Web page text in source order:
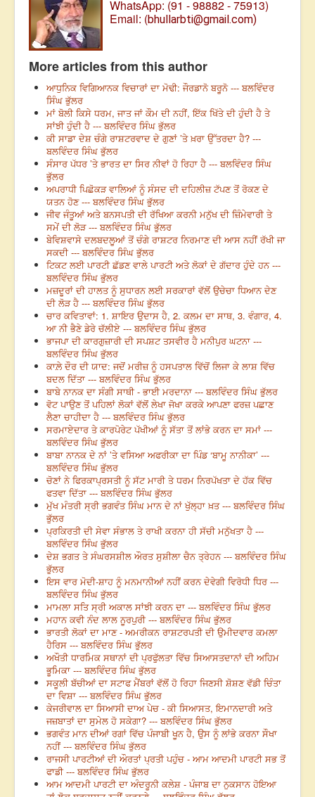
WhatsApp: (91 - 98882 - 75913)
Email: (bhullarbti@gmail.com)
More articles from this author
ਆਧੁਨਿਕ ਵਿਗਿਆਨਕ ਵਿਚਾਰਾਂ ਦਾ ਮੋਢੀ: ਜੌਰਡਾਨੋ ਬਰੂਨੋ --- ਬਲਵਿੰਦਰ
ਸਿੰਘ ਭੁੱਲਰ
ਮਾਂ ਬੋਲੀ ਕਿਸੇ ਧਰਮ, ਜਾਤ ਜਾਂ ਕੌਮ ਦੀ ਨਹੀਂ, ਇੱਕ ਖਿੱਤੇ ਦੀ ਹੁੰਦੀ ਹੈ ਤੇ
ਸਾਂਝੀ ਹੁੰਦੀ ਹੈ --- ਬਲਵਿੰਦਰ ਸਿੰਘ ਭੁੱਲਰ
ਕੀ ਸਾਡਾ ਦੇਸ਼ ਚੰਗੇ ਰਾਸ਼ਟਰਵਾਦ ਦੇ ਗੁਣਾਂ ’ਤੇ ਖ਼ਰਾ ਉੱਤਰਦਾ ਹੈ? ---
ਬਲਵਿੰਦਰ ਸਿੰਘ ਭੁੱਲਰ
ਸੰਸਾਰ ਪੱਧਰ ’ਤੇ ਭਾਰਤ ਦਾ ਸਿਰ ਨੀਵਾਂ ਹੋ ਰਿਹਾ ਹੈ --- ਬਲਵਿੰਦਰ ਸਿੰਘ
ਭੁੱਲਰ
ਅਪਰਾਧੀ ਪਿਛੋਕੜ ਵਾਲਿਆਂ ਨੂੰ ਸੰਸਦ ਦੀ ਦਹਿਲੀਜ਼ ਟੱਪਣ ਤੋਂ ਰੋਕਣ ਦੇ
ਯਤਨ ਹੋਣ --- ਬਲਵਿੰਦਰ ਸਿੰਘ ਭੁੱਲਰ
ਜੀਵ ਜੰਤੂਆਂ ਅਤੇ ਬਨਸਪਤੀ ਦੀ ਰੱਖਿਆ ਕਰਨੀ ਮਨੁੱਖ ਦੀ ਜ਼ਿੰਮੇਵਾਰੀ ਤੇ
ਸਮੇਂ ਦੀ ਲੋੜ --- ਬਲਵਿੰਦਰ ਸਿੰਘ ਭੁੱਲਰ
ਬੇਵਿਸ਼ਵਾਸੇ ਦਲਬਦਲੂਆਂ ਤੋਂ ਚੰਗੇ ਰਾਸ਼ਟਰ ਨਿਰਮਾਣ ਦੀ ਆਸ ਨਹੀਂ ਰੱਖੀ ਜਾ
ਸਕਦੀ --- ਬਲਵਿੰਦਰ ਸਿੰਘ ਭੁੱਲਰ
ਟਿਕਟ ਲਈ ਪਾਰਟੀ ਛੱਡਣ ਵਾਲੇ ਪਾਰਟੀ ਅਤੇ ਲੋਕਾਂ ਦੇ ਗੱਦਾਰ ਹੁੰਦੇ ਹਨ ---
ਬਲਵਿੰਦਰ ਸਿੰਘ ਭੁੱਲਰ
ਮਜ਼ਦੂਰਾਂ ਦੀ ਹਾਲਤ ਨੂੰ ਸੁਧਾਰਨ ਲਈ ਸਰਕਾਰਾਂ ਵੱਲੋਂ ਉਚੇਚਾ ਧਿਆਨ ਦੇਣ
ਦੀ ਲੋੜ ਹੈ --- ਬਲਵਿੰਦਰ ਸਿੰਘ ਭੁੱਲਰ
ਚਾਰ ਕਵਿਤਾਵਾਂ: 1. ਸ਼ਾਇਰ ਉਦਾਸ ਹੈ, 2. ਕਲਮ ਦਾ ਸਾਥ, 3. ਵੰਗਾਰ, 4.
ਆ ਨੀ ਭੈਣੇ ਡੇਰੇ ਚੱਲੀਏ --- ਬਲਵਿੰਦਰ ਸਿੰਘ ਭੁੱਲਰ
ਭਾਜਪਾ ਦੀ ਕਾਰਗੁਜ਼ਾਰੀ ਦੀ ਸਪਸ਼ਟ ਤਸਵੀਰ ਹੈ ਮਨੀਪੁਰ ਘਟਨਾ ---
ਬਲਵਿੰਦਰ ਸਿੰਘ ਭੁੱਲਰ
ਕਾਲ਼ੇ ਦੌਰ ਦੀ ਯਾਦ: ਜਦੋਂ ਮਰੀਜ਼ ਨੂੰ ਹਸਪਤਾਲ ਵਿੱਚੋਂ ਲਿਜਾ ਕੇ ਲਾਸ਼ ਵਿੱਚ
ਬਦਲ ਦਿੱਤਾ --- ਬਲਵਿੰਦਰ ਸਿੰਘ ਭੁੱਲਰ
ਬਾਬੇ ਨਾਨਕ ਦਾ ਸੰਗੀ ਸਾਥੀ - ਭਾਈ ਮਰਦਾਨਾ --- ਬਲਵਿੰਦਰ ਸਿੰਘ ਭੁੱਲਰ
ਵੋਟ ਪਾਉਣ ਤੋਂ ਪਹਿਲਾਂ ਲੋਕਾਂ ਵੱਲੋਂ ਲੇਖਾ ਜੋਖਾ ਕਰਕੇ ਆਪਣਾ ਫਰਜ਼ ਪਛਾਣ
ਲੈਣਾ ਚਾਹੀਦਾ ਹੈ --- ਬਲਵਿੰਦਰ ਸਿੰਘ ਭੁੱਲਰ
ਸਰਮਾਏਦਾਰ ਤੇ ਕਾਰਪੋਰੇਟ ਪੱਖੀਆਂ ਨੂੰ ਸੱਤਾ ਤੋਂ ਲਾਂਭੇ ਕਰਨ ਦਾ ਸਮਾਂ ---
ਬਲਵਿੰਦਰ ਸਿੰਘ ਭੁੱਲਰ
ਬਾਬਾ ਨਾਨਕ ਦੇ ਨਾਂ ’ਤੇ ਵਸਿਆ ਅਫਰੀਕਾ ਦਾ ਪਿੰਡ ‘ਬਾਮੂ ਨਾਨੀਕਾ’ ---
ਬਲਵਿੰਦਰ ਸਿੰਘ ਭੁੱਲਰ
ਚੋਣਾਂ ਨੇ ਫਿਰਕਾਪ੍ਰਸਤੀ ਨੂੰ ਸੱਟ ਮਾਰੀ ਤੇ ਧਰਮ ਨਿਰਪੱਖਤਾ ਦੇ ਹੱਕ ਵਿੱਚ
ਫਤਵਾ ਦਿੱਤਾ --- ਬਲਵਿੰਦਰ ਸਿੰਘ ਭੁੱਲਰ
ਮੁੱਖ ਮੰਤਰੀ ਸ੍ਰੀ ਭਗਵੰਤ ਸਿੰਘ ਮਾਨ ਦੇ ਨਾਂ ਖੁੱਲ੍ਹਾ ਖ਼ਤ --- ਬਲਵਿੰਦਰ ਸਿੰਘ
ਭੁੱਲਰ
ਪ੍ਰਕਿਰਤੀ ਦੀ ਸੇਵਾ ਸੰਭਾਲ ਤੇ ਰਾਖੀ ਕਰਨਾ ਹੀ ਸੱਚੀ ਮਨੁੱਖਤਾ ਹੈ ---
ਬਲਵਿੰਦਰ ਸਿੰਘ ਭੁੱਲਰ
ਦੇਸ਼ ਭਗਤ ਤੇ ਸੰਘਰਸਸ਼ੀਲ ਔਰਤ ਸੁਸ਼ੀਲਾ ਚੈਨ ਤ੍ਰੇਹਨ --- ਬਲਵਿੰਦਰ ਸਿੰਘ
ਭੁੱਲਰ
ਇਸ ਵਾਰ ਮੋਦੀ-ਸ਼ਾਹ ਨੂੰ ਮਨਮਾਨੀਆਂ ਨਹੀਂ ਕਰਨ ਦੇਵੇਗੀ ਵਿਰੋਧੀ ਧਿਰ ---
ਬਲਵਿੰਦਰ ਸਿੰਘ ਭੁੱਲਰ
ਮਾਮਲਾ ਸਤਿ ਸ੍ਰੀ ਅਕਾਲ ਸਾਂਝੀ ਕਰਨ ਦਾ --- ਬਲਵਿੰਦਰ ਸਿੰਘ ਭੁੱਲਰ
ਮਹਾਨ ਕਵੀ ਨੰਦ ਲਾਲ ਨੂਰਪੁਰੀ --- ਬਲਵਿੰਦਰ ਸਿੰਘ ਭੁੱਲਰ
ਭਾਰਤੀ ਲੋਕਾਂ ਦਾ ਮਾਣ - ਅਮਰੀਕਨ ਰਾਸ਼ਟਰਪਤੀ ਦੀ ਉਮੀਦਵਾਰ ਕਮਲਾ
ਹੈਰਿਸ --- ਬਲਵਿੰਦਰ ਸਿੰਘ ਭੁੱਲਰ
ਅਖੌਤੀ ਧਾਰਮਿਕ ਸਥਾਨਾਂ ਦੀ ਪ੍ਰਫੁੱਲਤਾ ਵਿੱਚ ਸਿਆਸਤਦਾਨਾਂ ਦੀ ਅਹਿਮ
ਭੂਮਿਕਾ --- ਬਲਵਿੰਦਰ ਸਿੰਘ ਭੁੱਲਰ
ਸਕੂਲੀ ਬੱਚੀਆਂ ਦਾ ਸਟਾਫ ਮੈਂਬਰਾਂ ਵੱਲੋਂ ਹੋ ਰਿਹਾ ਜਿਣਸੀ ਸ਼ੋਸ਼ਣ ਵੱਡੀ ਚਿੰਤਾ
ਦਾ ਵਿਸ਼ਾ --- ਬਲਵਿੰਦਰ ਸਿੰਘ ਭੁੱਲਰ
ਕੇਜਰੀਵਾਲ ਦਾ ਸਿਆਸੀ ਦਾਅ ਪੇਚ - ਕੀ ਸਿਆਸਤ, ਇਮਾਨਦਾਰੀ ਅਤੇ
ਜਜ਼ਬਾਤਾਂ ਦਾ ਸੁਮੇਲ ਹੋ ਸਕੇਗਾ? --- ਬਲਵਿੰਦਰ ਸਿੰਘ ਭੁੱਲਰ
ਭਗਵੰਤ ਮਾਨ ਦੀਆਂ ਰਗਾਂ ਵਿੱਚ ਪੰਜਾਬੀ ਖੂਨ ਹੈ, ਉਸ ਨੂੰ ਲਾਂਭੇ ਕਰਨਾ ਸੌਖਾ
ਨਹੀਂ --- ਬਲਵਿੰਦਰ ਸਿੰਘ ਭੁੱਲਰ
ਰਾਜਸੀ ਪਾਰਟੀਆਂ ਦੀ ਔਰਤਾਂ ਪ੍ਰਤੀ ਪਹੁੰਚ - ਆਮ ਆਦਮੀ ਪਾਰਟੀ ਸਭ ਤੋਂ
ਫਾਡੀ --- ਬਲਵਿੰਦਰ ਸਿੰਘ ਭੁੱਲਰ
ਆਮ ਆਦਮੀ ਪਾਰਟੀ ਦਾ ਅੰਦਰੂਨੀ ਕਲੇਸ਼ - ਪੰਜਾਬ ਦਾ ਨੁਕਸਾਨ ਹੋਇਆ